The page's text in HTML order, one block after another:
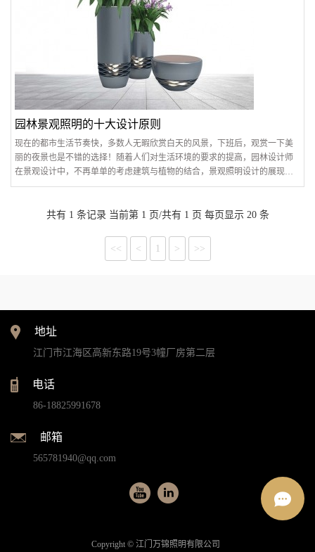
园林景观照明的十大设计原则
现在的都市生活节奏快，多数人无暇欣赏白天的风景，下班后，观赏一下美
丽的夜景也是不错的选择！随着人们对生活环境的要求的提高，园林设计师
在景观设计中，不再单单的考虑建筑与植物的结合，景观照明设计的展现更
受到大家的追捧。园林景观照明除了要创造一个明亮的园林环境，可以满足
共有 1 条记录 当前第 1 页/共有 1 页 每页显示 20 条
<< < 1 > >>
地址
江门市江海区高新东路19号3幢厂房第二层
电话
86-18825991678
邮箱
565781940@qq.com
Copyright © 江门万锦照明有限公司